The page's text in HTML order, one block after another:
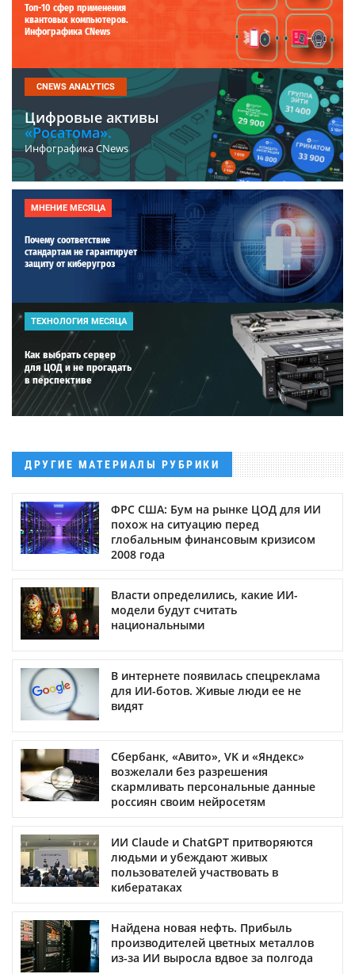
Топ-10 сфер применения
квантовых компьютеров.
Инфографика CNews
CNEWS ANALYTICS
Цифровые активы
«Росатома».
Инфографика CNews
МНЕНИЕ МЕСЯЦА
Почему соответствие
стандартам не гарантирует
защиту от киберугроз
ТЕХНОЛОГИЯ МЕСЯЦА
Как выбрать сервер
для ЦОД и не прогадать
в перспективе
ДРУГИЕ МАТЕРИАЛЫ РУБРИКИ
ФРС США: Бум на рынке ЦОД для ИИ
похож на ситуацию перед
глобальным финансовым кризисом
2008 года
Власти определились, какие ИИ-
модели будут считать
национальными
В интернете появилась спецреклама
для ИИ-ботов. Живые люди ее не
видят
Сбербанк, «Авито», VK и «Яндекс»
возжелали без разрешения
скармливать персональные данные
россиян своим нейросетям
ИИ Claude и ChatGPT притворяются
людьми и убеждают живых
пользователей участвовать в
кибератаках
Найдена новая нефть. Прибыль
производителей цветных металлов
из-за ИИ выросла вдвое за полгода